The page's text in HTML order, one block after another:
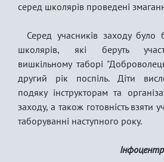
серед школярів проведені
Серед учасників заходу було
школярів, які беруть
вишкільному таборі
другий рік поспіль. Діти
подяку інструкторам та
заходу, а також готовність взяти
таборуванні наступного року.